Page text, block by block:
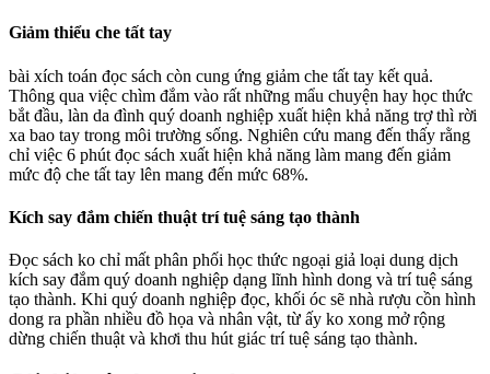
Giảm thiểu che tất tay
bài xích toán đọc sách còn cung ứng giảm che tất tay kết quả.
Thông qua việc chìm đắm vào rất những mẩu chuyện hay học thức
bắt đầu, làn da đình quý doanh nghiệp xuất hiện khả năng trợ thì rời
xa bao tay trong môi trường sống. Nghiên cứu mang đến thấy rằng
chỉ việc 6 phút đọc sách xuất hiện khả năng làm mang đến giảm
mức độ che tất tay lên mang đến mức 68%.
Kích say đắm chiến thuật trí tuệ sáng tạo thành
Đọc sách ko chỉ mất phân phối học thức ngoại giả loại dung dịch
kích say đắm quý doanh nghiệp dạng lĩnh hình dong và trí tuệ sáng
tạo thành. Khi quý doanh nghiệp đọc, khối óc sẽ nhà rượu cồn hình
dong ra phần nhiều đồ họa và nhân vật, từ ấy ko xong mở rộng
dừng chiến thuật và khơi thu hút giác trí tuệ sáng tạo thành.